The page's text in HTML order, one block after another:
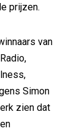
prijzen.
van
Simon
zien dat